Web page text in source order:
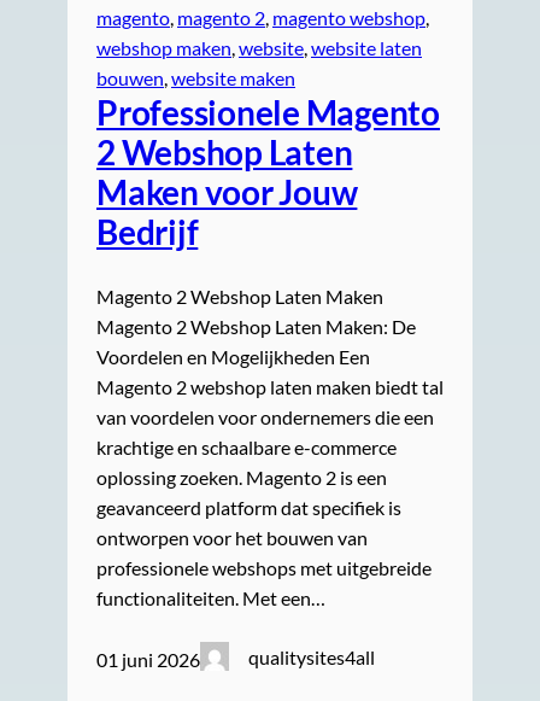
magento, magento 2, magento webshop
webshop maken, website, website laten
bouwen, website maken
Professionele Magento
2 Webshop Laten
Maken voor Jouw
Bedrijf
Magento 2 Webshop Laten Maken
Magento 2 Webshop Laten Maken: De
Voordelen en Mogelijkheden Een
Magento 2 webshop laten maken biedt tal
van voordelen voor ondernemers die een
krachtige en schaalbare e-commerce
oplossing zoeken. Magento 2 is een
geavanceerd platform dat specifiek is
ontworpen voor het bouwen van
professionele webshops met uitgebreide
functionaliteiten. Met een…
01 juni 2026 qualitysites4all